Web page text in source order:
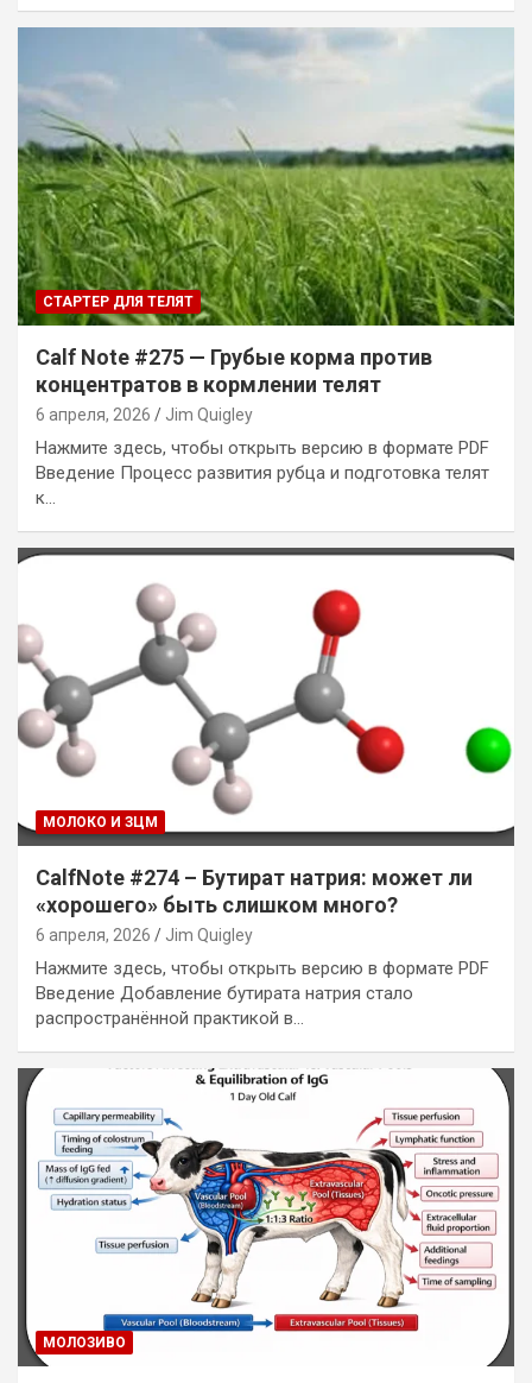
СТАРТЕР ДЛЯ ТЕЛЯТ
Calf Note #275 — Грубые корма против
концентратов в кормлении телят
6 апреля, 2026 Jim Quigley
Нажмите здесь, чтобы открыть версию в формате PDF
Введение Процесс развития рубца и подготовка телят
к…
МОЛОКО И ЗЦМ
CalfNote #274 – Бутират натрия: может ли
«хорошего» быть слишком много?
6 апреля, 2026 Jim Quigley
Нажмите здесь, чтобы открыть версию в формате PDF
Введение Добавление бутирата натрия стало
распространённой практикой в…
MОЛОЗИВО